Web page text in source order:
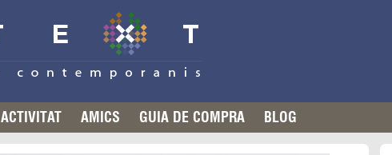
ACTIVITAT AMICS GUIA DE COMPRA BLOG